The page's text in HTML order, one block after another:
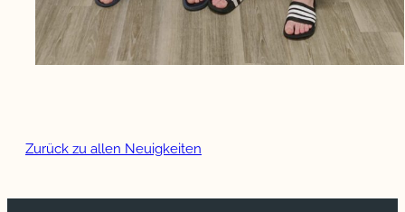
Zurück zu allen Neuigkeiten